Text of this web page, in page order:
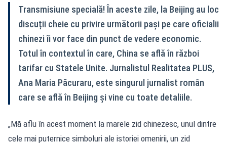
Transmisiune specială! În aceste zile, la Beijing au loc
discuții cheie cu privire următorii pași pe care oficialii
chinezi îi vor face din punct de vedere economic.
Totul în contextul în care, China se află în război
tarifar cu Statele Unite. Jurnalistul Realitatea PLUS,
Ana Maria Păcuraru, este singurul jurnalist român
care se află în Beijing și vine cu toate detaliile.
„Mă aflu în acest moment la marele zid chinezesc, unul dintre
cele mai puternice simboluri ale istoriei omenirii, un zid